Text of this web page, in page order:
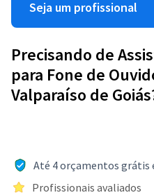
Seja um profissional
Precisando de
para Fone de
Valparaíso de
Até 4 orçamentos grátis
Profissionais avaliados